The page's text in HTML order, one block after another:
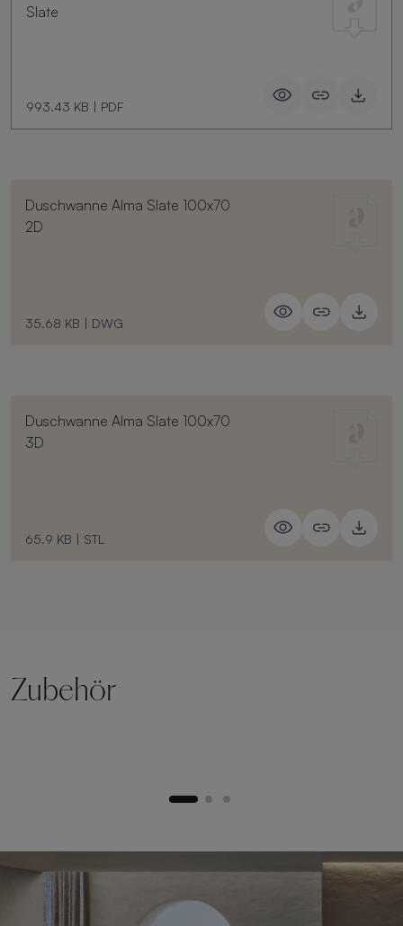
Slate
993.43 KB | PDF
Duschwanne Alma Slate 100x70
2D
35.68 KB | DWG
Duschwanne Alma Slate 100x70
3D
65.9 KB | STL
Zubehör